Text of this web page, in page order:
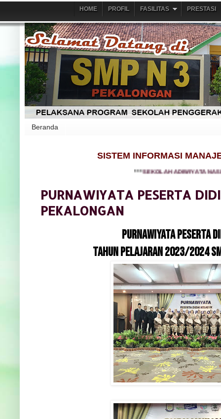
HOME PROFIL FASILITAS PRESTASI
Beranda
SISTEM INFORMASI
SEKOLAH ADIWIYATA NASIONAL
PURNAWIYATA PESERTA
PEKALONGAN
PURNAWIYATA PESERTA
TAHUN PELAJARAN 2023/2024